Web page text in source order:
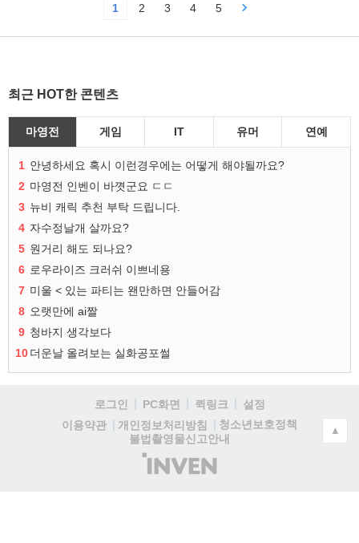
1 2 3 4 5
최근 HOT한 콘텐츠
마영전 게임 IT 유머 연예
1 안녕하세요 혹시 이런경우에는 어떻게 해야될까요?
2 마영전 인벤이 바꼇군요 ㄷㄷ
3 뉴비 캐릭 추천 부탁 드립니다.
4 자수정날개 살까요?
5 원거리 해도 되나요?
6 로우라이즈 크러쉬 이쁘네용
7 미울 < 있는 파티는 왠만하면 안들어감
8 오랫만에 ai짤
9 청바지 생각보다
10더운날 올려보는 실화공포썰
로그인 PC화면 퀵링크
설정
이용약관
개인정보처리방침
청소년보호정책
불법촬영물신고안내
(주)
인
▲